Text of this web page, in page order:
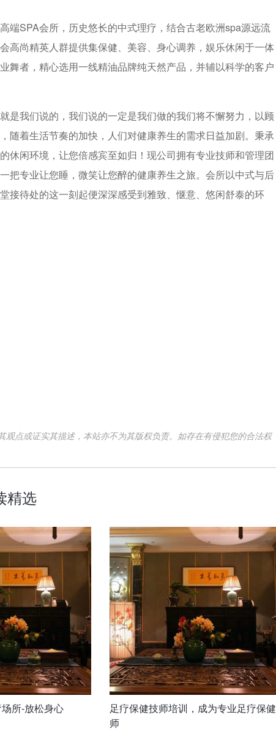
端SPA会所，历史悠长的中式理疗，结合古老欧洲spa源远流
高尚精英人群提供集保健、美容、身心调养，娱乐休闲于一体
舞者，精心选用一线精油品牌纯天然产品，并辅以科学的客户
是我们说的，我们说的一定是我们做的我们将不懈努力，以顾
随着生活节奏的加快，人们对健康养生的需求日益加剧。秉承
休闲环境，让您倍感宾至如归！现公司拥有专业技师和管理团
把专业让您睡，微笑让您醉的健康养生之旅。会所以中式与后
接待处的这一刻起便深深感受到雅致、惬意、悠闲舒泰的环
观点或证实其描述，本站亦不为其版权负责。如存在有侵犯您的合法权
精选
所-放松身心
足疗保健技师培训，成为专业足疗保健
师